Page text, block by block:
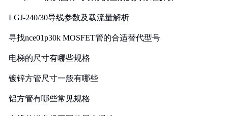
LGJ-240/30导线参数及载流量解析
寻找nce01p30k MOSFET管的合适替代型号
电梯的尺寸有哪些规格
镀锌方管尺寸一般有哪些
铝方管有哪些常见规格